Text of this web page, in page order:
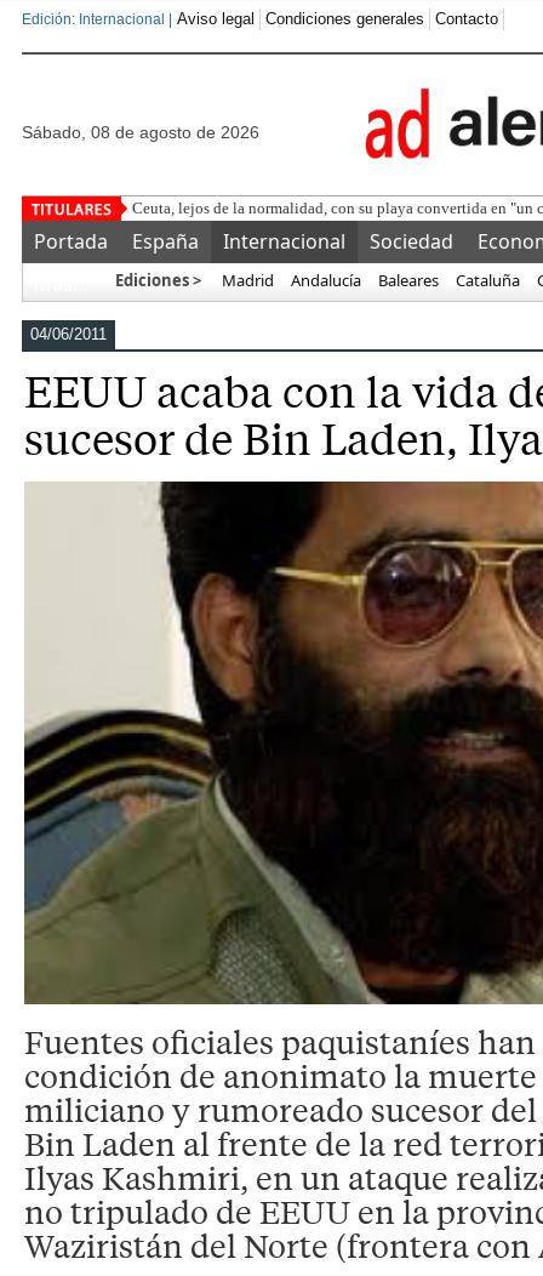
Edición: Internacional | Aviso legal Condiciones generales Contacto
sábado, 08 de agosto de 2026
El Gobierno d
Portada España Internacional Sociedad
Ediciones > Madrid Andalucía Baleares Cataluña
04/06/2011
EEUU acaba con la vida
sucesor de Bin Laden,
Fuentes oficiales paquistaníes
condición de anonimato la
miliciano y rumoreado sucesor
Bin Laden al frente de la red
Ilyas Kashmiri, en un ataque
no tripulado de EEUU en la
Waziristán del Norte (frontera con